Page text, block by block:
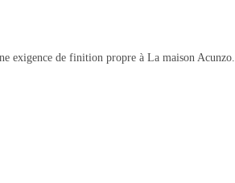
exigence de finition propre à La maison Acunzo.